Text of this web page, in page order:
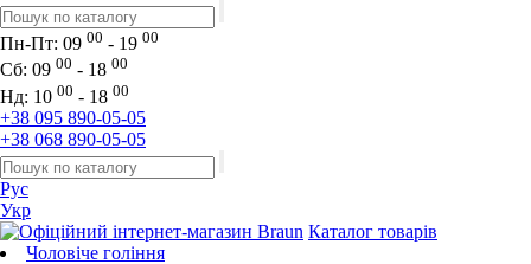
Пн-Пт: 09 00 - 19 00
Сб: 09 00 - 18 00
Нд: 10 00 - 18 00
+38 095 890-05-05
+38 068 890-05-05
Рус
Укр
Каталог товарів
Чоловіче гоління